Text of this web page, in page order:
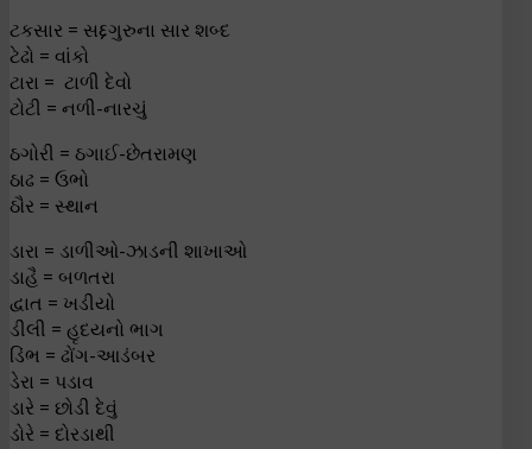
ટકસાર = સદ્દગુરુના સાર શબ્દ
ટેઢો = વાંકો
ટારા = ટાળી દેવો
ટોટી = નળી-નારચું
ઠગોરી = ઠગાઈ-છેતરામણ
ઠાઢ = ઉભો
ઠૌર = સ્થાન
ડારા = ડાળીઓ-ઝાડની શાખાઓ
ડાહૈ = બળતરા
દ્વાત = ખડીયો
ડીલી = હૃદયનો ભાગ
ડિંભ = ઢોંગ-આડંબર
ડેરા = પડાવ
ડારે = છોડી દેવું
ડોરે = દોરડાથી